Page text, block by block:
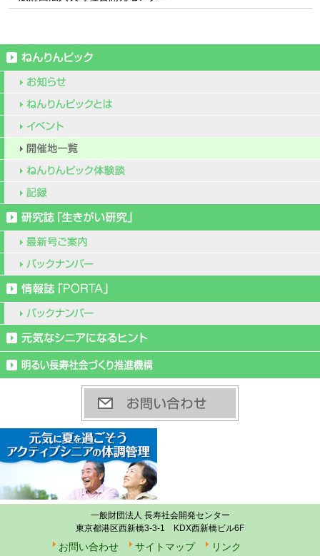
一般財団法人 長寿社会開発センター
東京都港区西新橋3-3-1 KDX西新橋ビル6F
お問い合わせ サイトマップ リンク